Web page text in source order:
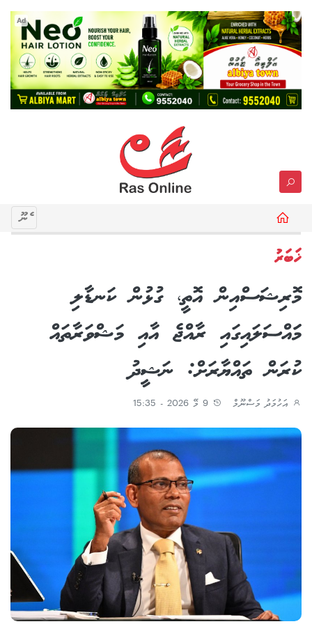
Ad
މެނޫ
ޚަބަރު
މޮރިޝަސްއިން އޮތީ، ގުޅުން ކަނޑާލި
މަައްސަލައިގައި ރާއްޖެ އާއި މަޝްވަރާތައް
ކުރަން ތައްޔާރަށް: ނަޝީދު
އަހުމަދު މަސްނޫމް